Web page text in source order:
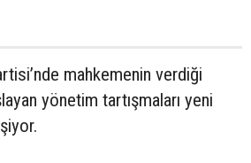
mahkemenin verdiği
yönetim tartışmaları yeni